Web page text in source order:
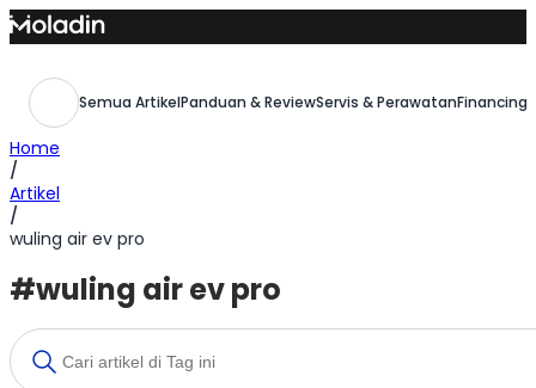
Skip
to
Semua ArtikelPanduan & ReviewServis & Perawatan
Home
/
Artikel
/
wuling air ev pro
#wuling air ev pro